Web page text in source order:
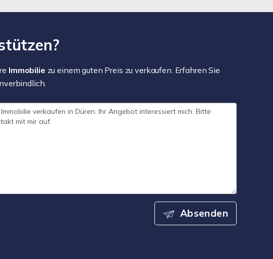
Immobilie zu einem guten Preis zu verkaufen. Erfahren Sie
Absenden